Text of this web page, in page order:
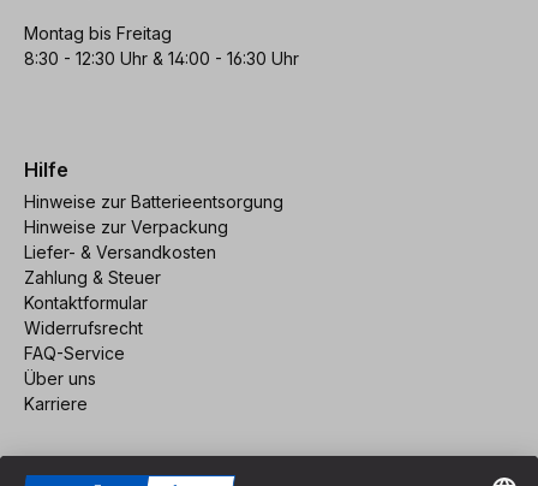
Montag bis Freitag
8:30 - 12:30 Uhr & 14:00 - 16:30 Uhr
Hilfe
Hinweise zur Batterieentsorgung
Hinweise zur Verpackung
Liefer- & Versandkosten
Zahlung & Steuer
Kontaktformular
Widerrufsrecht
FAQ-Service
Über uns
Karriere